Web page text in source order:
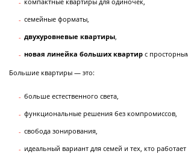
семейные форматы,
двухуровневые квартиры
новая линейка больших квартир с
Большие квартиры — это:
больше естественного света,
функциональные решения без компромиссов,
свобода зонирования,
идеальный вариант для семей и тех, кто